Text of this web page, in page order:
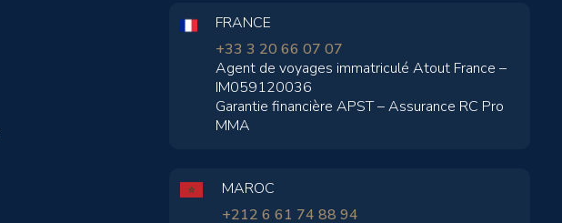
FRANCE
+33 3 20 66 07 07
Agent de voyages immatriculé Atout France –
IM059120036
Garantie financière APST – Assurance RC Pro
MMA
MAROC
+212 6 61 74 88 94